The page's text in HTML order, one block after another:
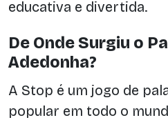
educativa e divertida.
De Onde Surgiu o
Adedonha?
A Stop é um jogo de
popular em todo o